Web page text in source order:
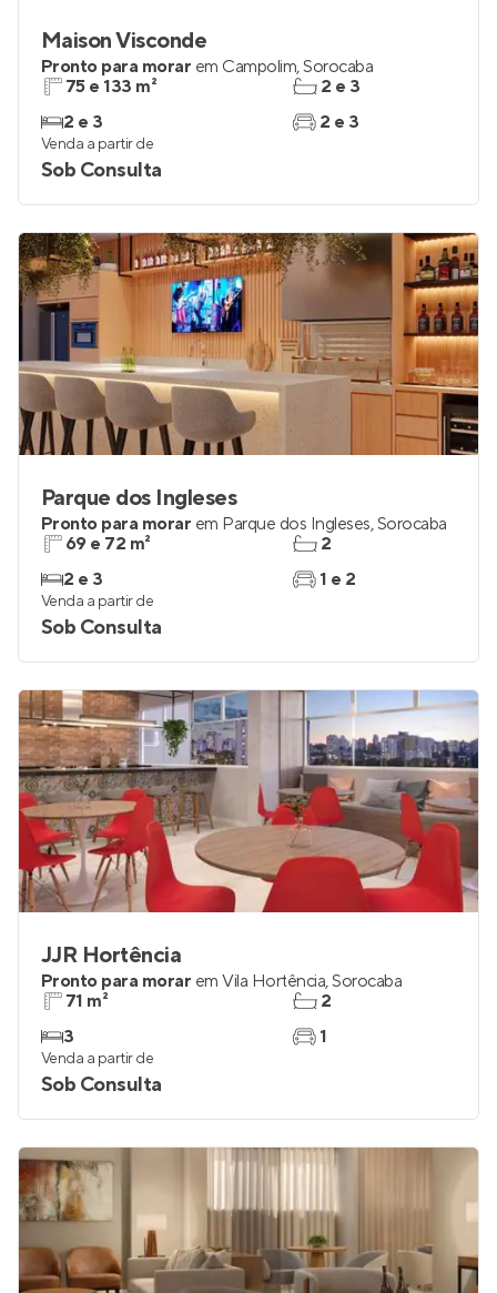
Maison Visconde
Pronto para morar em Campolim,Sorocaba
75 e 133 m²
2 e 3
2 e 3
2 e 3
Venda a partir de
Sob Consulta
Parque dos Ingleses
Pronto para morar em Parque dos Ingleses,Sorocaba
69 e 72 m²
2 e 3
2
1 e 2
Venda a partir de
Sob Consulta
JJR Hortência
Pronto para morar em Vila Hortência,Sorocaba
71 m²
3
2
1
Venda a partir de
Sob Consulta